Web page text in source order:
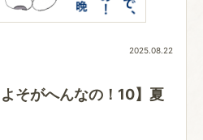
2025.08.22
よそがへんなの！10】夏